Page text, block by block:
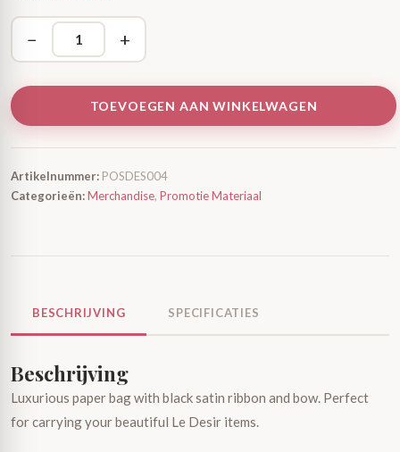
− +
TOEVOEGEN AAN WINKELWAGEN
Artikelnummer: POSDES004
Categorieën:Merchandise, Promotie Materiaal
BESCHRIJVING SPECIFICATIES
Beschrijving
Luxurious paper bag with black satin ribbon and bow. Perfect
for carrying your beautiful Le Desir items.